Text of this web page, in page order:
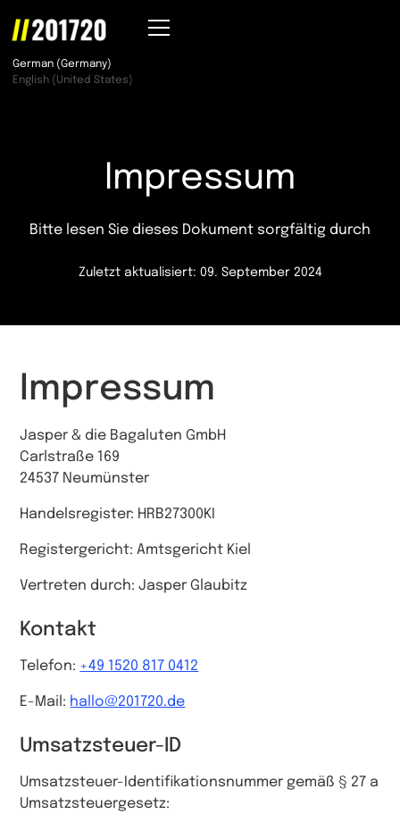
German (Germany)
English (United States)
Impressum
Bitte lesen Sie dieses Dokument sorgfältig durch
Zuletzt aktualisiert: 09. September 2024
Impressum
Jasper & die Bagaluten GmbH
Carlstraße 169
24537 Neumünster
Handelsregister: HRB27300KI
Registergericht: Amtsgericht Kiel
Vertreten durch: Jasper Glaubitz
Kontakt
Telefon: +49 1520 817 0412
E-Mail: hallo@201720.de
Umsatzsteuer-ID
Umsatzsteuer-Identifikationsnummer gemäß § 27 a
Umsatzsteuergesetz: